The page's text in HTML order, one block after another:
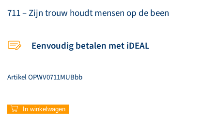
711 – Zijn trouw houdt mensen op de been
Eenvoudig betalen met iDEAL
ArtikelOPWV0711MUBbb
711
In winkelwagen